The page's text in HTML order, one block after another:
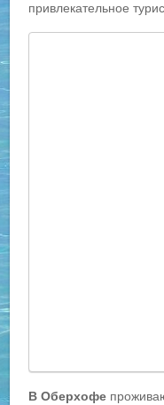
привлекательное
В Оберхофе